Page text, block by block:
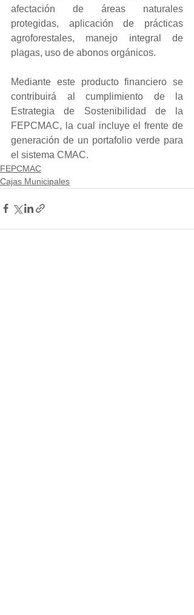
afectación de áreas naturales
protegidas, aplicación de prácticas
agroforestales, manejo integral de
plagas, uso de abonos orgánicos.
Mediante este producto financiero se
contribuirá al cumplimiento de la
Estrategia de Sostenibilidad de la
FEPCMAC, la cual incluye el frente de
generación de un portafolio verde para
el sistema CMAC.
FEPCMAC
Cajas Municipales